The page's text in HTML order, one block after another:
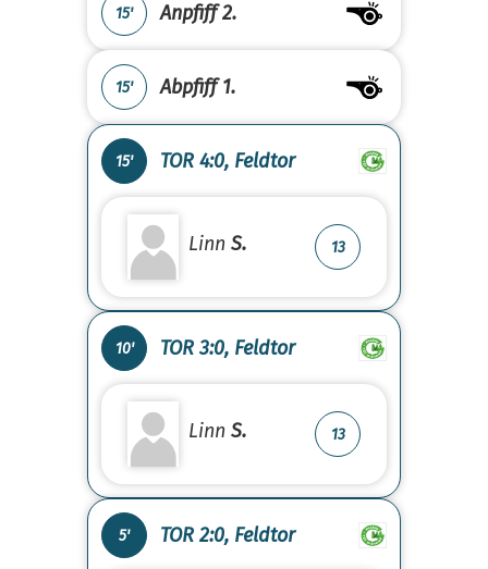
15' Anpfiff 2.
15' Abpfiff 1.
15' TOR 4:0, Feldtor
Linn S. 13
10' TOR 3:0, Feldtor
Linn S. 13
5' TOR 2:0, Feldtor